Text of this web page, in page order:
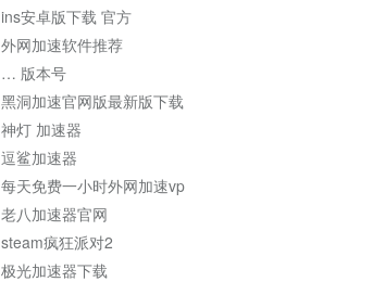
ins安卓版下载 官方
外网加速软件推荐
… 版本号
黑洞加速官网版最新版下载
神灯 加速器
逗鲨加速器
每天免费一小时外网加速vp
老八加速器官网
steam疯狂派对2
极光加速器下载